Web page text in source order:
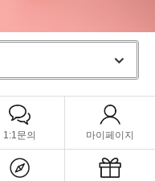
1:1문의 마이페이지